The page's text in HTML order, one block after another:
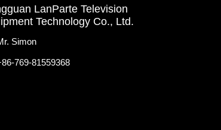
LanParte Television
Technology Co., Ltd.
Simon
769-81559368